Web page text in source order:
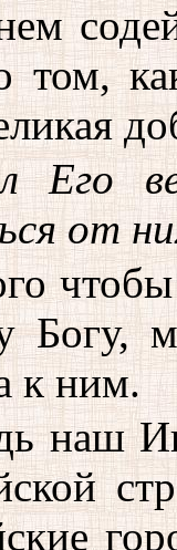
том,
Его
от
Богу,
к ним.
наш